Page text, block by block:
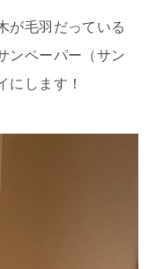
が毛羽だっている
ンペーパー（サン
にします！